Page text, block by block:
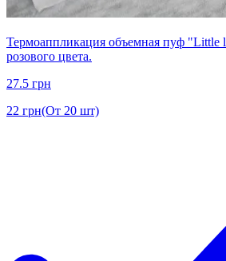
Термоаппликация объемная пуф "Little
розового цвета.
27.5 грн
22 грн(От 20 шт)